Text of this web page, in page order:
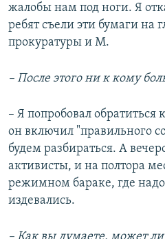
жалобы нам под ноги. Я
ребят съели эти бумаги на
прокуратуры и М.
– После этого ни к кому
– Я попробовал
он включил "правильного
будем разбираться. А
активисты, и на полтора
режимном бараке, где
издевались.